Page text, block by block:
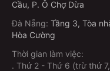
Cầu, P. Ô Chợ Dừa
Đà Nẵng: Tầng 3, Tòa
Hòa Cường
Thời gian làm việc:
. Thứ 2 - Thứ 6 (trừ thứ